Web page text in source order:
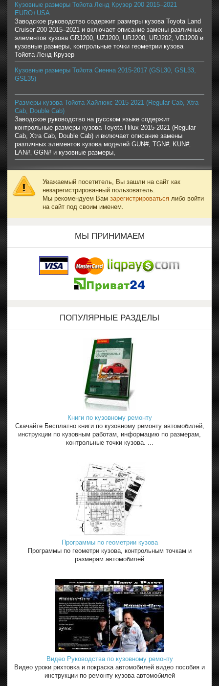
Кузовные размеры Тойота Ленд Крузер 200 2015–2021
EURO+USA
Заводское руководство содержит размеры кузова Toyota Land
Cruiser 200 2015–2021 и включает описание замены различных
элементов кузова GRJ200, UZJ200, URJ200, URJ202, VDJ200 и
кузовные размеры, контрольные точки геометрии кузова
Тойота Ленд Крузер
Кузовные размеры Тойота Сиенна 2015-2017 (GSL30, GSL33,
GSL35)
Размеры кузова Тойота Хайлюкс 2015-2021 (Regular Cab, Xtra
Cab, Double Cab)
Заводское руководство на русском языке содержит
контрольные размеры кузова Toyota Hilux 2015-2021 (Regular
Cab, Xtra Cab, Double Cab) и включает описание замены
различных элементов кузова моделей GUN#, TGN#‚ KUN#‚
LAN#‚ GGN# и кузовные размеры,
Уважаемый посетитель, Вы зашли на сайт как
незарегистрированный пользователь.
Мы рекомендуем Вам зарегистрироваться либо войти
на сайт под своим именем.
МЫ ПРИНИМАЕМ
ПОПУЛЯРНЫЕ РАЗДЕЛЫ
Книги по кузовному ремонту
Скачайте Бесплатно книги по кузовному ремонту автомобилей,
инструкции по кузовным работам, информацию по размерам,
контрольные точки кузова. ...
Программы по геометрии кузова
Программы по геометри кузова, контрольным точкам и
размерам автомобилей
Видео Руководства по кузовному ремонту
Видео уроки рихтовка и покраска автомобилей видео пособия и
инструкции по ремонту кузова автомобилей